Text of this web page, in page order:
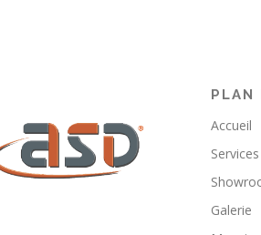
PLAN
Accueil
Services
Galerie